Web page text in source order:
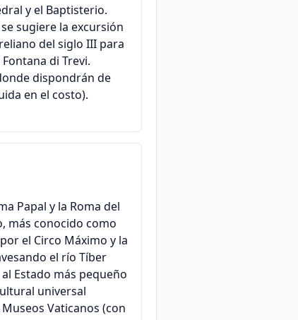
y el Baptisterio.
sugiere la excursión
del siglo III para
di Trevi.
dispondrán de
en el costo).
Papal y la Roma del
más conocido como
el Circo Máximo y la
el río Tíber
Estado más pequeño
universal
Vaticanos (con